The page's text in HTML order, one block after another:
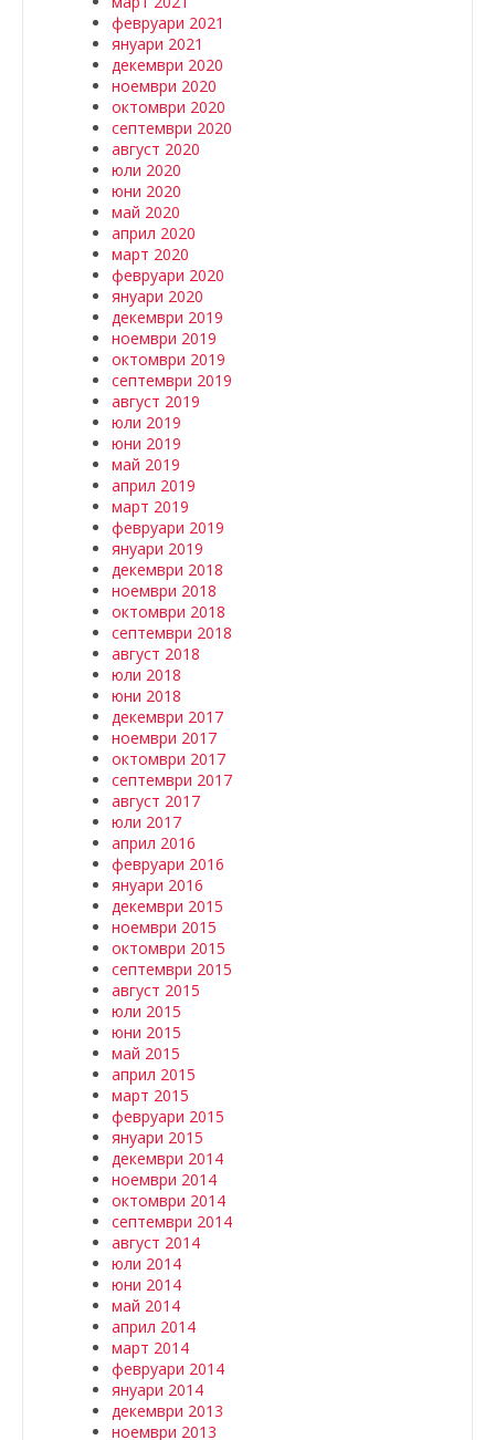
февруари 2021
януари 2021
декември 2020
ноември 2020
октомври 2020
септември 2020
август 2020
юли 2020
юни 2020
май 2020
април 2020
март 2020
февруари 2020
януари 2020
декември 2019
ноември 2019
октомври 2019
септември 2019
август 2019
юли 2019
юни 2019
май 2019
април 2019
март 2019
февруари 2019
януари 2019
декември 2018
ноември 2018
октомври 2018
септември 2018
август 2018
юли 2018
юни 2018
декември 2017
ноември 2017
октомври 2017
септември 2017
август 2017
юли 2017
април 2016
февруари 2016
януари 2016
декември 2015
ноември 2015
октомври 2015
септември 2015
август 2015
юли 2015
юни 2015
май 2015
април 2015
март 2015
февруари 2015
януари 2015
декември 2014
ноември 2014
октомври 2014
септември 2014
август 2014
юли 2014
юни 2014
май 2014
април 2014
март 2014
февруари 2014
януари 2014
декември 2013
ноември 2013